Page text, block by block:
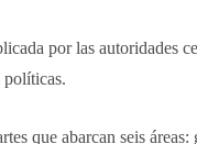
por las autoridades
políticas.
que abarcan seis